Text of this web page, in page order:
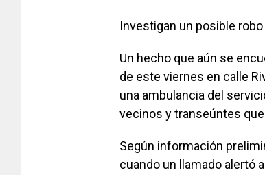
Investigan un posible
Un hecho que aún se
de este viernes en calle
una ambulancia del
vecinos y transeúntes
Según información
cuando un llamado alertó